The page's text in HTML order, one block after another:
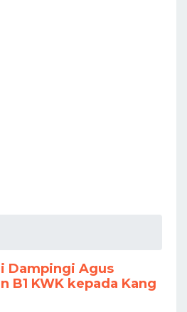
Dampingi Agus
B1 KWK kepada Kang